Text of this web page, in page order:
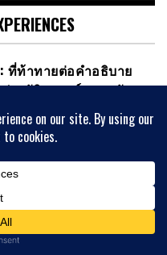
ที่ท้าทายต่อคำอธิบาย
ระวัติศาสตร์สายหลัก
รับ
ากแผ่นดินโบราณสู่